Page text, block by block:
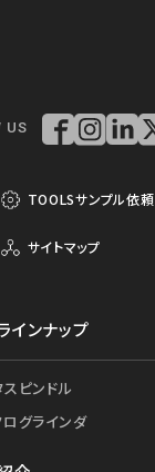
US
TOOLSサンプル依頼
サイトマップ
インナップ
ピンドル
グラインダ